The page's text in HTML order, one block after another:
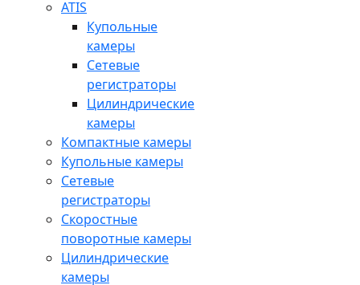
ATIS
Купольные
камеры
Сетевые
регистраторы
Цилиндрические
камеры
Компактные камеры
Купольные камеры
Сетевые
регистраторы
Скоростные
поворотные камеры
Цилиндрические
камеры